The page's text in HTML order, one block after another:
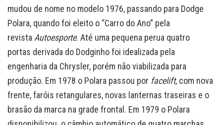
mudou de nome no modelo 1976, passando para Dodge
Polara, quando foi eleito o “Carro do Ano” pela
revista Autoesporte. Até uma pequena perua quatro
portas derivada do Dodginho foi idealizada pela
engenharia da Chrysler, porém não viabilizada para
produção. Em 1978 o Polara passou por facelift, com nova
frente, faróis retangulares, novas lanternas traseiras e o
brasão da marca na grade frontal. Em 1979 o Polara